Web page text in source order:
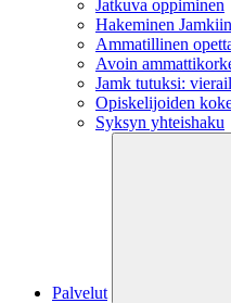
Jatkuva oppiminen
Hakeminen Jamkiin
Ammatillinen
Avoin
Jamk tutuksi:
Opiskelijoiden
Syksyn yhteishaku
Palvelut